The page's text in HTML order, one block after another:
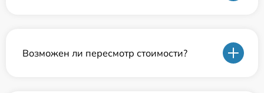
Возможен ли пересмотр стоимости?